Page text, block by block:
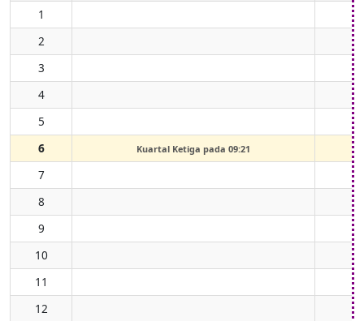
1
2
3
4
5
6
Kuartal Ketiga pada 09:21
7
8
9
10
11
12